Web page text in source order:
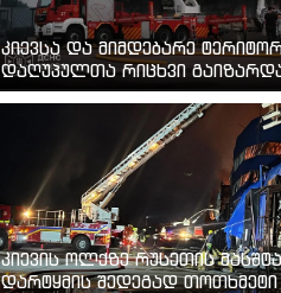
კიევსა და მიმდებარე
დაღუპულთა რიცხვი
კიევის ოლქზე რუსეთის
დარტყმის შედეგად თოთხმეტი